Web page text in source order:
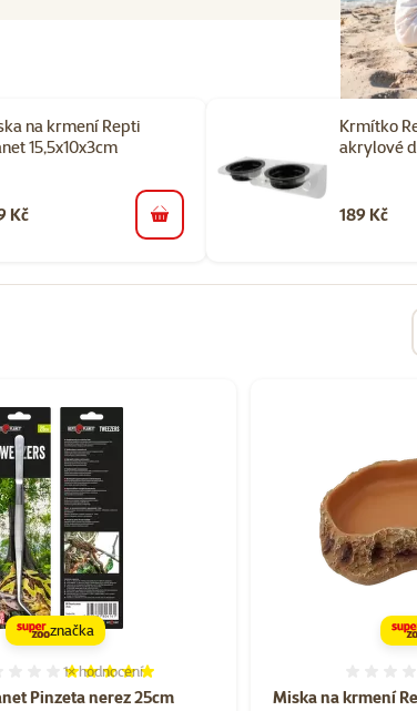
na krmení Repti
15,5x10x3cm
Kč do košíku
Krmítko
akrylové
189 Kč
Pinzeta nerez 25cm
Hodnocení 100%, počet hodnocení: 1
1×hodnocení
značka
Miska na krmení